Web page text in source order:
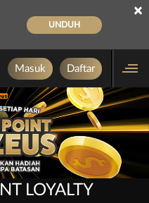
UNDUH
×
Masuk Daftar
LOYALTY